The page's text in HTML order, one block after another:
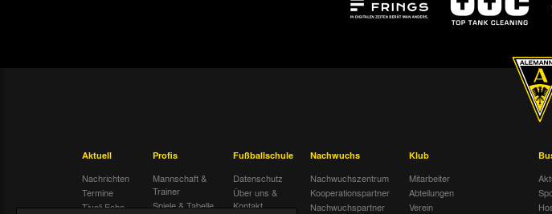
Aktuell
Nachrichten
Termine
Tivoli Echo
Profis
Mannschaft &
Trainer
Spiele & Tabelle
Fußballschule
Datenschutz
Über uns &
Kontakt
Nachwuchs
Nachwuchszentrum
Kooperationspartner
Nachwuchspartner
Klub
Mitarbeiter
Abteilungen
Verein